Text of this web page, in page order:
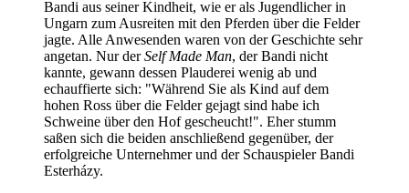
Bandi aus seiner Kindheit, wie er als Jugendlicher in
Ungarn zum Ausreiten mit den Pferden über die Felder
jagte. Alle Anwesenden waren von der Geschichte sehr
angetan. Nur derSelf Made Man, der Bandi nicht
kannte, gewann dessen Plauderei wenig ab und
echauffierte sich: "Während Sie als Kind auf dem
hohen Ross über die Felder gejagt sind habe ich
Schweine über den Hof gescheucht!". Eher stumm
saßen sich die beiden anschließend gegenüber, der
erfolgreiche Unternehmer und der Schauspieler Bandi
Esterházy.